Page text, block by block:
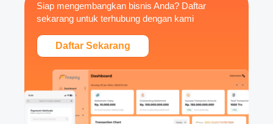
Siap mengembangkan bisnis Anda? Daftar
sekarang untuk terhubung dengan kami
Daftar Sekarang